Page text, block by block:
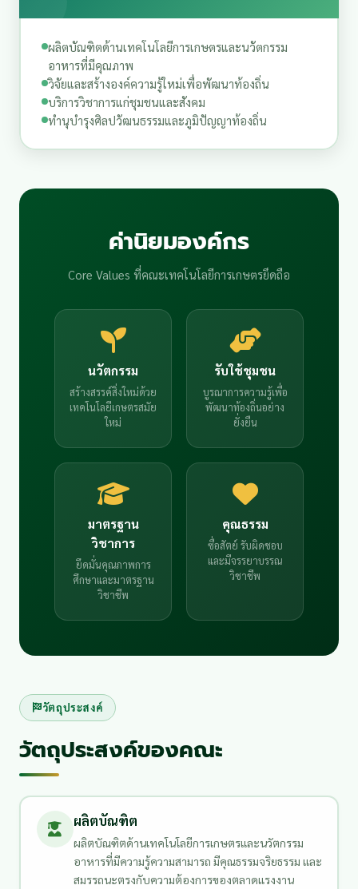
ผลิตบัณฑิตด้านเทคโนโลยีการเกษตรและนวัตกรรม
อาหารที่มีคุณภาพ
วิจัยและสร้างองค์ความรู้ใหม่เพื่อพัฒนาท้องถิ่น
บริการวิชาการแก่ชุมชนและสังคม
ทำนุบำรุงศิลปวัฒนธรรมและภูมิปัญญาท้องถิ่น
ค่านิยมองค์กร
Core Values ที่คณะเทคโนโลยีการเกษตรยึดถือ
นวัตกรรม
สร้างสรรค์สิ่งใหม่ด้วย
เทคโนโลยีเกษตรสมัย
ใหม่
รับใช้ชุมชน
บูรณาการความรู้เพื่อ
พัฒนาท้องถิ่นอย่าง
ยั่งยืน
มาตรฐาน
วิชาการ
ยึดมั่นคุณภาพการ
ศึกษาและมาตรฐาน
วิชาชีพ
คุณธรรม
ซื่อสัตย์ รับผิดชอบ
และมีจรรยาบรรณ
วิชาชีพ
วัตถุประสงค์
วัตถุประสงค์ของคณะ
ผลิตบัณฑิต
ผลิตบัณฑิตด้านเทคโนโลยีการเกษตรและนวัตกรรม
อาหารที่มีความรู้ความสามารถ มีคุณธรรมจริยธรรม และ
สมรรถนะตรงกับความต้องการของตลาดแรงงาน